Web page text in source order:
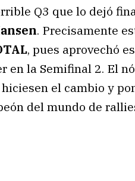
Q3 que lo dejó
. Precisamente
, pues aprovechó
en la Semifinal 2. El
el cambio y
del mundo de